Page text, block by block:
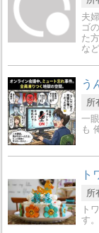
夫
ゴ
た
な
う
所
一
も
ト
所
ト
す。